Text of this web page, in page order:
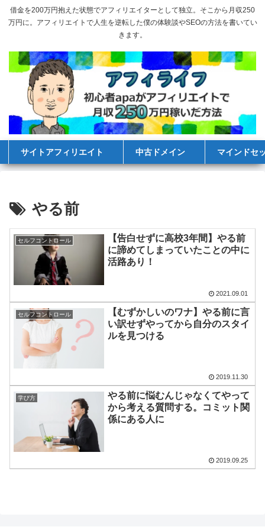
借金を200万円抱えた状態でアフィリエイターとして独立。そこから月収250
万円に。アフィリエイトで人生を逆転した僕の体験談やSEOの方法を書いてい
きます。
サイトアフィリエイト 中古ドメイン マインドセ
やる前
セルフコントロール
【告白せずに高校3年間】やる前
に諦めてしまっていたことの中に
活路あり！
2021.09.01
セルフコントロール
【むずかしいのワナ】やる前に言
い訳せずやってから自分のスタイ
ルを見つける
2019.11.30
学び方
やる前に悩むんじゃなくてやって
から考える質問する。コミット関
係にある人に
2019.09.25